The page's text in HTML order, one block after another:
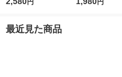
円 円
最近見た商品